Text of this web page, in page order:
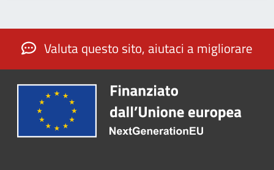
Valuta questo sito, aiutaci a migliorare